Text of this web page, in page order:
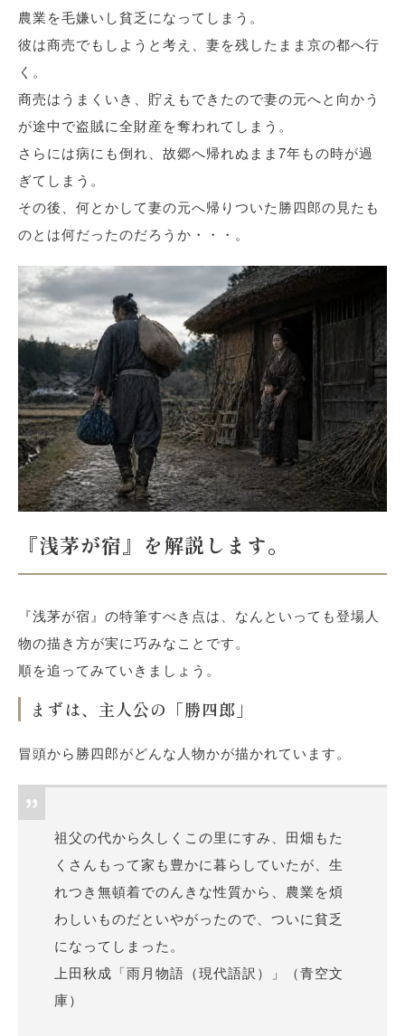
農業を毛嫌いし貧乏になってしまう。
彼は商売でもしようと考え、妻を残したまま京の都へ行
く。
商売はうまくいき、貯えもできたので妻の元へと向かう
が途中で盗賊に全財産を奪われてしまう。
さらには病にも倒れ、故郷へ帰れぬまま7年もの時が過
ぎてしまう。
その後、何とかして妻の元へ帰りついた勝四郎の見たも
のとは何だったのだろうか・・・。
『浅茅が宿』を解説します。
『浅茅が宿』の特筆すべき点は、なんといっても登場人
物の描き方が実に巧みなことです。
順を追ってみていきましょう。
まずは、主人公の「勝四郎」
冒頭から勝四郎がどんな人物かが描かれています。
祖父の代から久しくこの里にすみ、田畑もた
くさんもって家も豊かに暮らしていたが、生
れつき無頓着でのんきな性質から、農業を煩
わしいものだといやがったので、ついに貧乏
になってしまった。
上田秋成「雨月物語（現代語訳）」（青空文
庫）